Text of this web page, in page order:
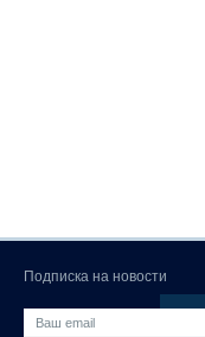
Подписка на новости